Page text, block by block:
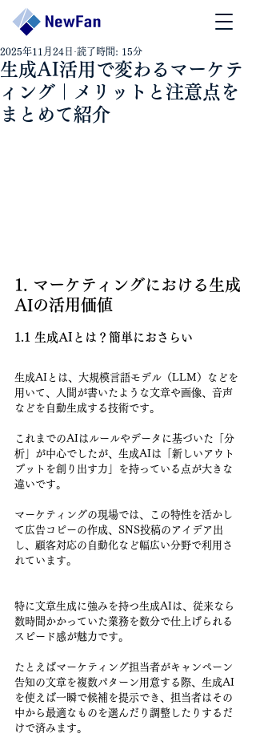
生成AI活用で変わるマーケテ
ィング｜メリットと注意点を
まとめて紹介
2025年11月24日 読了時間: 15分
1. マーケティングにおける生成
AIの活用価値
1.1 生成AIとは？簡単におさらい
生成AIとは、大規模言語モデル（LLM）などを
用いて、人間が書いたような文章や画像、音声
などを自動生成する技術です。
これまでのAIはルールやデータに基づいた「分
析」が中心でしたが、生成AIは「新しいアウト
プットを創り出す力」を持っている点が大きな
違いです。
マーケティングの現場では、この特性を活かし
て広告コピーの作成、SNS投稿のアイデア出
し、顧客対応の自動化など幅広い分野で利用さ
れています。
特に文章生成に強みを持つ生成AIは、従来なら
数時間かかっていた業務を数分で仕上げられる
スピード感が魅力です。
たとえばマーケティング担当者がキャンペーン
告知の文章を複数パターン用意する際、生成AI
を使えば一瞬で候補を提示でき、担当者はその
中から最適なものを選んだり調整したりするだ
けで済みます。